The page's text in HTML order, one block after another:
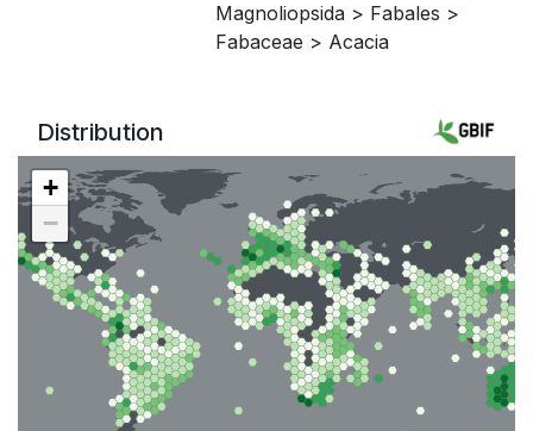
Magnoliopsida > Fabales >
Fabaceae > Acacia
Distribution
+
−